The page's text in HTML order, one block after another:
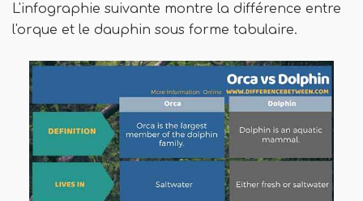
L'infographie suivante montre la différence entre
l'orque et le dauphin sous forme tabulaire.